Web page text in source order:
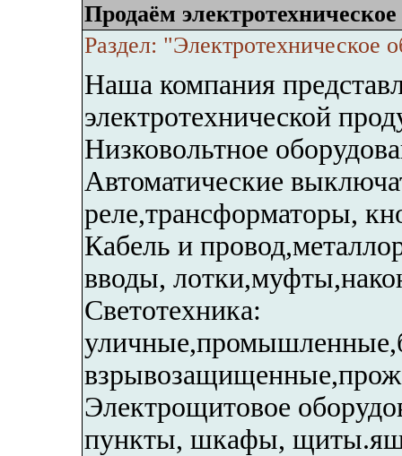
Продаём
Раздел: "Электротехническое
Наша компания
электротехнической
Низковольтное
Автоматические
реле,трансформаторы,
Кабель и
вводы,
Светотехника:
Электрощитовое
пункты, шкафы,